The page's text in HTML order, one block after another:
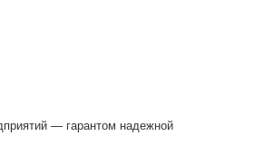
— гарантом надежной